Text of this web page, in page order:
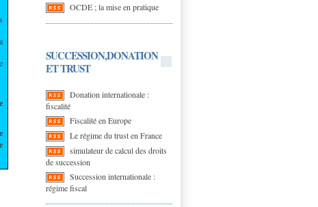
OCDE ; la mise en pratique
SUCCESSION,DONATION
ET TRUST
Donation internationale :
fiscalité
Fiscalité en Europe
Le régime du trust en France
simulateur de calcul des droits
de succession
Succession internationale :
régime fiscal